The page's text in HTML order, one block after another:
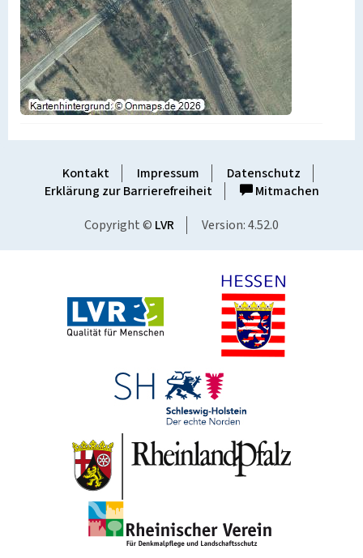
Kontakt Impressum
Datenschutz
Erklärung zur Barrierefreiheit
Mitmachen
Copyright © LVR Version: 4.52.0